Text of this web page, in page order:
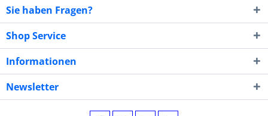
Sie haben Fragen?
Shop Service
Informationen
Newsletter